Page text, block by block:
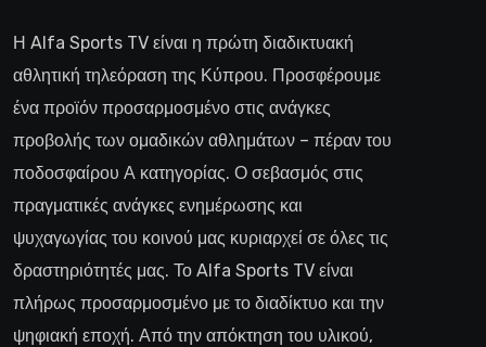
Η Alfa Sports TV είναι η πρώτη διαδικτυακή
αθλητική τηλεόραση της Κύπρου. Προσφέρουμε
ένα προϊόν προσαρμοσμένο στις ανάγκες
προβολής των ομαδικών αθλημάτων – πέραν του
ποδοσφαίρου Α κατηγορίας. Ο σεβασμός στις
πραγματικές ανάγκες ενημέρωσης και
ψυχαγωγίας του κοινού μας κυριαρχεί σε όλες τις
δραστηριότητές μας. Το Alfa Sports TV είναι
πλήρως προσαρμοσμένο με το διαδίκτυο και την
ψηφιακή εποχή. Από την απόκτηση του υλικού,